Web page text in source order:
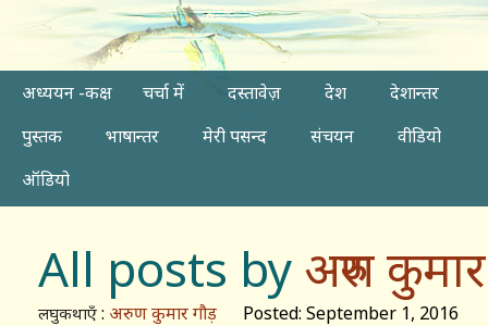
अध्ययन -कक्ष चर्चा में दस्तावेज़ देश
देशान्तर
पुस्तक
भाषान्तर मेरी पसन्द संचयन
वीडियो
ऑडियो
All posts by अरुण
लघुकथाएँ : अरुण कुमार गौड़ Posted: September 1, 2016